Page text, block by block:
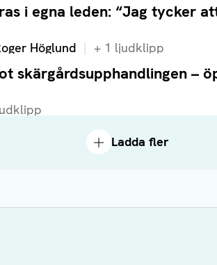
i egna leden: “Jag tycker
Höglund + 1 ljudklipp
skärgårdsupphandlingen –
Ladda fler